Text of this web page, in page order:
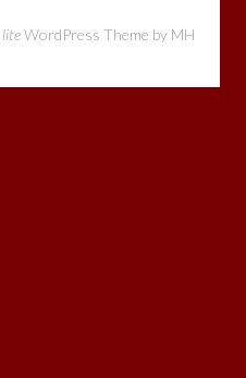
liteWordPress Theme by MH